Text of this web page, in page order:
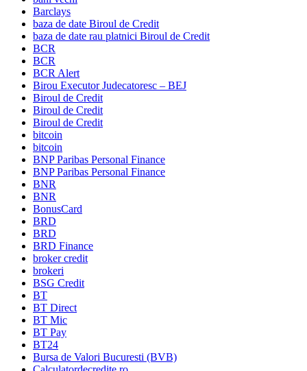
Barclays
baza de date Biroul de Credit
baza de date rau platnici Biroul de Credit
BCR
BCR
BCR Alert
Birou Executor Judecatoresc – BEJ
Biroul de Credit
Biroul de Credit
Biroul de Credit
bitcoin
bitcoin
BNP Paribas Personal Finance
BNP Paribas Personal Finance
BNR
BNR
BonusCard
BRD
BRD
BRD Finance
broker credit
brokeri
BSG Credit
BT
BT Direct
BT Mic
BT Pay
BT24
Bursa de Valori Bucuresti (BVB)